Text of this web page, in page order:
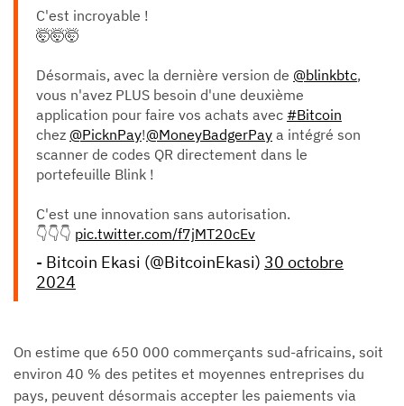
C'est incroyable !
🤯🤯🤯
Désormais, avec la dernière version de @blinkbtc,
vous n'avez PLUS besoin d'une deuxième
application pour faire vos achats avec #Bitcoin
chez @PicknPay!@MoneyBadgerPay a intégré son
scanner de codes QR directement dans le
portefeuille Blink !
C'est une innovation sans autorisation.
👇👇👇 pic.twitter.com/f7jMT20cEv
- Bitcoin Ekasi (@BitcoinEkasi) 30 octobre
2024
On estime que 650 000 commerçants sud-africains, soit
environ 40 % des petites et moyennes entreprises du
pays, peuvent désormais accepter les paiements via